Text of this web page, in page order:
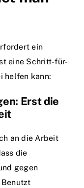
ein
eine Schritt-für-
helfen kann:
Erst die
an die Arbeit
die
gegen